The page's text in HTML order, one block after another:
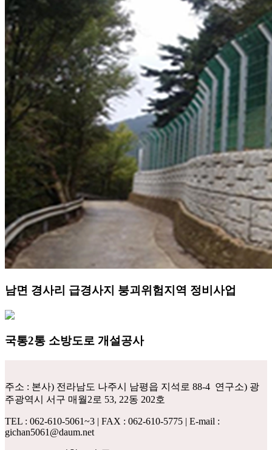
남면 경사리 급경사지 붕괴위험지역 정비사업
국통2통 소방도로 개설공사
주소 : 본사) 전라남도 나주시 남평읍 지석로 88-4 연구소) 광
주광역시 서구 매월2로 53, 22동 202호
TEL : 062-610-5061~3 | FAX : 062-610-5775 | E-mail :
gichan5061@daum.net